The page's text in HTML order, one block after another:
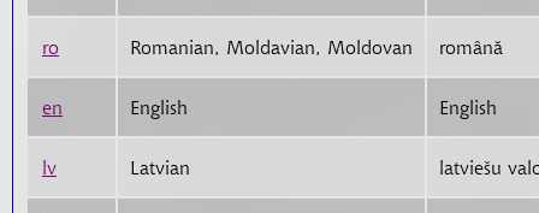
ro Romanian, Moldavian, Moldovan română
en English English
lv Latvian latviešu